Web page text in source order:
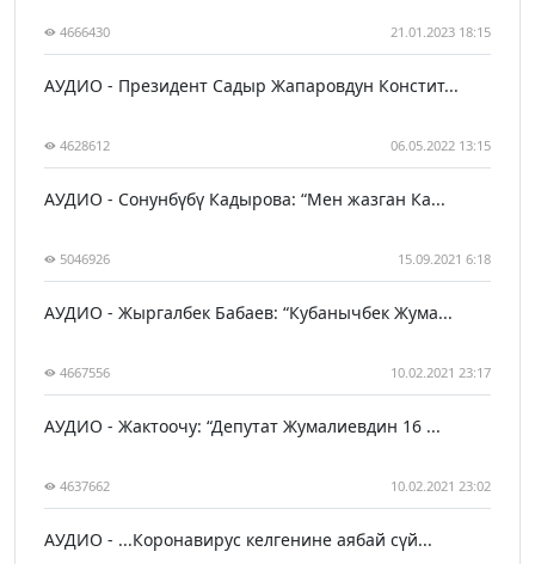
4666430 21.01.2023 18:15
АУДИО - Президент Садыр Жапаровдун Констит...
4628612 06.05.2022 13:15
АУДИО - Сонунбүбү Кадырова: “Мен жазган Ка...
5046926 15.09.2021 6:18
АУДИО - Жыргалбек Бабаев: “Кубанычбек Жума...
4667556 10.02.2021 23:17
АУДИО - Жактоочу: “Депутат Жумалиевдин 16 ...
4637662 10.02.2021 23:02
АУДИО - ...Коронавирус келгенине аябай сүй...